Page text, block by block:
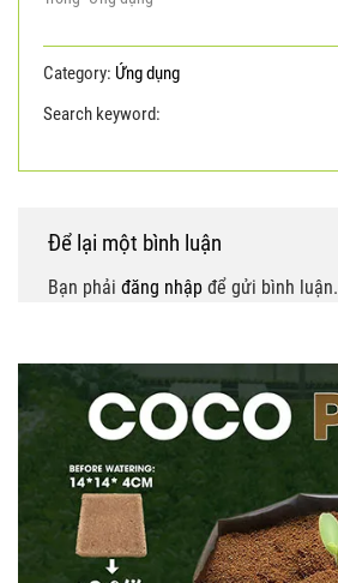
Category: Ứng dụng
Search keyword:
Để lại một bình luận
Bạn phải đăng nhập để gửi bình luận.